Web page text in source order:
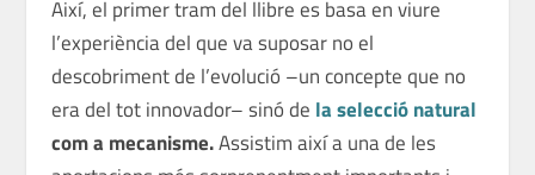
Així, el primer tram del llibre es basa en viure
l’experiència del que va suposar no el
descobriment de l’evolució –un concepte que no
era del tot innovador– sinó de la selecció natural
com a mecanisme.Assistim així a una de les